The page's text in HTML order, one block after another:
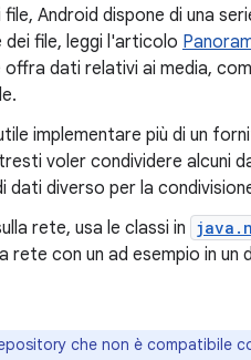
Android dispone di una
dei file, leggi l'articolo
dati relativi ai media,
implementare più di un
voler condividere alcuni
diverso per la
rete, usa le classi in
rete con un ad esempio in
che non è compatibile